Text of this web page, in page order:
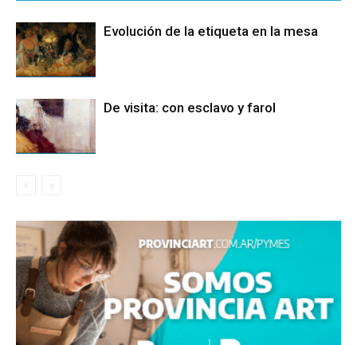
Evolución de la etiqueta en la mesa
De visita: con esclavo y farol